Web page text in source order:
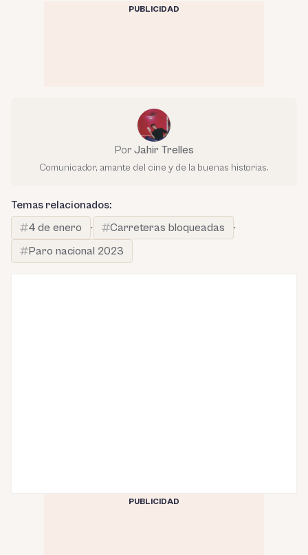
PUBLICIDAD
Por Jahir Trelles
Comunicador, amante del cine y de la buenas historias.
Temas relacionados:
4 de enero
· Carreteras bloqueadas
·
Paro nacional 2023
PUBLICIDAD